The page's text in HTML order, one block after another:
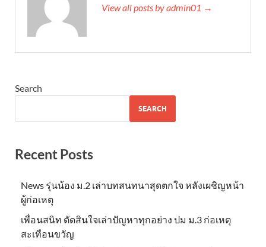
View all posts by admin01 →
Search
SEARCH
Recent Posts
News รุ่นน้อง ม.2 เล่าบทสนทนาสุดตกใจ หลังเผชิญหน้า
ผู้ก่อเหตุ
เพื่อนสนิท ตัดสินใจเล่าปัญหาทุกอย่าง ปม ม.3 ก่อเหตุ
สะเทือนขวัญ